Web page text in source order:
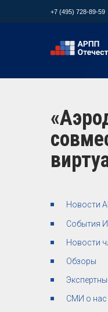
+7 (495) 728-89-59
Новости
События
Новости
Обзоры
СМИ о нас